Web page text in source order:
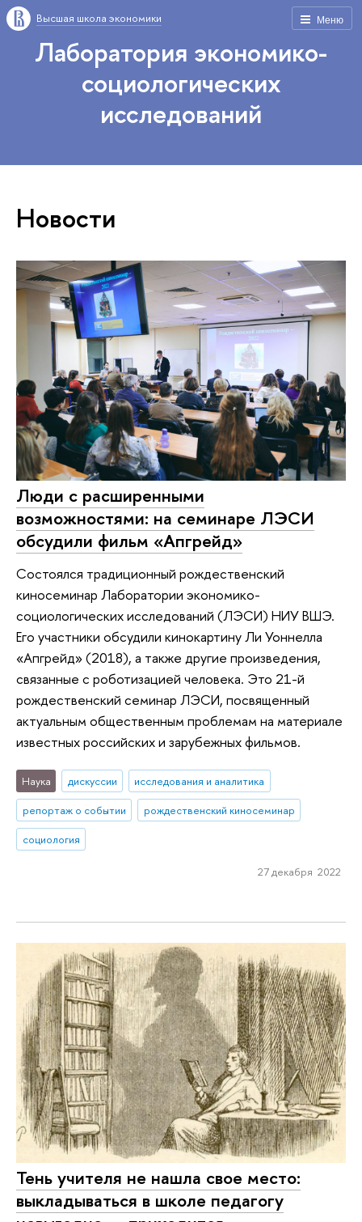
Меню
Высшая школа экономики
Лаборатория экономико-
социологических
исследований
Новости
Люди с расширенными
возможностями: на семинаре ЛЭСИ
обсудили фильм «Апгрейд»
Состоялся традиционный рождественский
киносеминар Лаборатории экономико-
социологических исследований (ЛЭСИ) НИУ ВШЭ.
Его участники обсудили кинокартину Ли Уоннелла
«Апгрейд» (2018), а также другие произведения,
связанные с роботизацией человека. Это 21-й
рождественский семинар ЛЭСИ, посвященный
актуальным общественным проблемам на материале
известных российских и зарубежных фильмов.
Наука дискуссии
исследования и аналитика
репортаж о событии
рождественский киносеминар
социология
27 декабря 2022
Тень учителя не нашла свое место:
выкладываться в школе педагогу